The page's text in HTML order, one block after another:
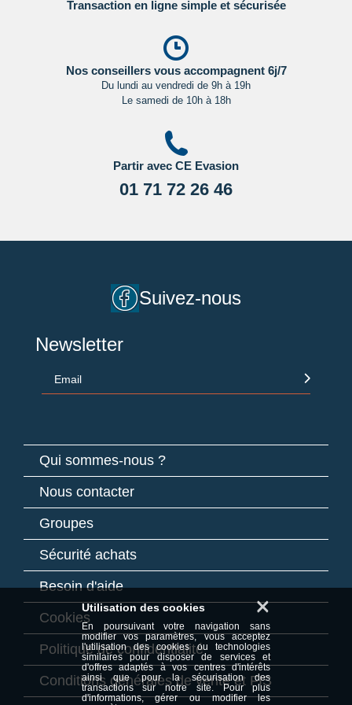
- Etats Unis : sur le site du Service Public en
- Canada : sur le site du gouvernement canadien en
Cliquant ici.
Pour les passagers binationaux ou de nationalité étrangère
l’ambassade du pays de destination et de transit.
Les formalités administratives et sanitaires étant
susceptibles de changer entre votre réservation et votre
Transaction en ligne simple et sécurisée
Nos conseillers vous accompagnent 6j/7
Du lundi au vendredi de 9h à 19h
Le samedi de 10h à 18h
Partir avec CE Evasion
01 71 72 26 46
Suivez-nous
Newsletter
Email
Qui sommes-nous ?
Nous contacter
Groupes
Sécurité achats
Besoin d'aide
Cookies
Politique de confidentialité
Conditions générales de vente et FIS
×
Utilisation des cookies
En poursuivant votre navigation sans
modifier vos paramètres, vous acceptez
l'utilisation des cookies ou technologies
similaires pour disposer de services et
d'offres adaptés à vos centres d'intérêts
ainsi que pour la sécurisation des
transactions sur notre site. Pour plus
d'informations, gérer ou modifier les